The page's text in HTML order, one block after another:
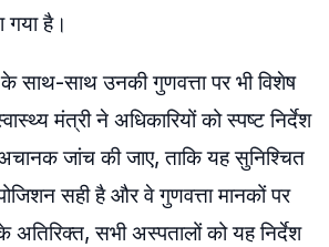
गया है।
साथ-साथ उनकी गुणवत्ता पर भी विशेष
मंत्री ने अधिकारियों को स्पष्ट निर्देश
जांच की जाए, ताकि यह सुनिश्चित
सही है और वे गुणवत्ता मानकों पर
सभी अस्पतालों को यह निर्देश